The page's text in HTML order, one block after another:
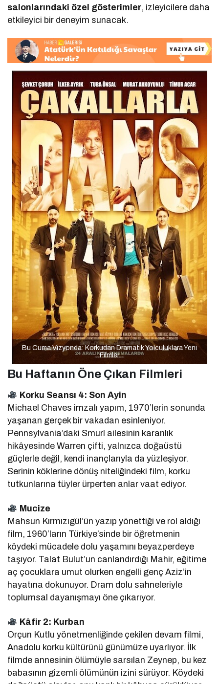
salonlarındaki özel gösterimler, izleyicilere daha
etkileyici bir deneyim sunacak.
Bu Cuma Vizyonda: Korkudan Dramatik Yolculuklara Yeni
Filmler
Bu Haftanın Öne Çıkan Filmleri
Korku Seansı 4: Son Ayin
Michael Chaves imzalı yapım, 1970’lerin sonunda
yaşanan gerçek bir vakadan esinleniyor.
Pennsylvania’daki Smurl ailesinin karanlık
hikâyesinde Warren çifti, yalnızca doğaüstü
güçlerle değil, kendi inançlarıyla da yüzleşiyor.
Serinin köklerine dönüş niteliğindeki film, korku
tutkunlarına tüyler ürperten anlar vaat ediyor.
Mucize
Mahsun Kırmızıgül’ün yazıp yönettiği ve rol aldığı
film, 1960’ların Türkiye’sinde bir öğretmenin
köydeki mücadele dolu yaşamını beyazperdeye
taşıyor. Talat Bulut’un canlandırdığı Mahir, eğitime
aç çocuklara umut olurken engelli genç Aziz’in
hayatına dokunuyor. Dram dolu sahneleriyle
toplumsal dayanışmayı öne çıkarıyor.
Kâfir 2: Kurban
Orçun Kutlu yönetmenliğinde çekilen devam filmi,
Anadolu korku kültürünü günümüze uyarlıyor. İlk
filmde annesinin ölümüyle sarsılan Zeynep, bu kez
babasının gizemli ölümünün izini sürüyor. Köydeki